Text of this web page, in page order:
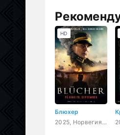
Блюхер
2025, Норвегия, военный, боевик, драма, история
HD